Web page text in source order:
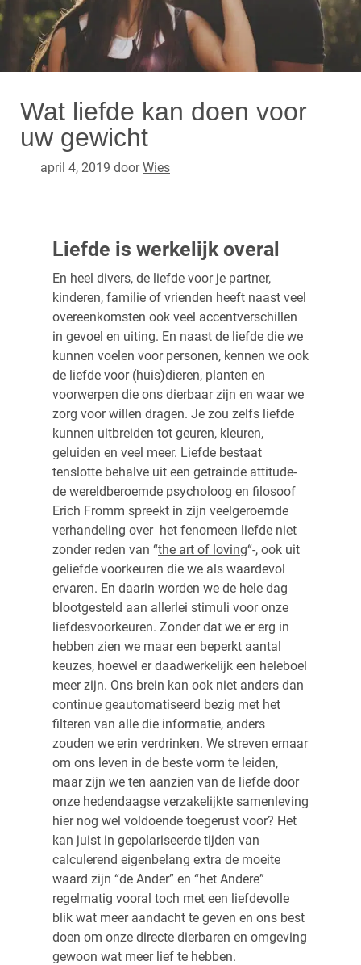
Wat liefde kan doen voor
uw gewicht
april 4, 2019 doorWies
Liefde is werkelijk overal
En heel divers, de liefde voor je partner,
kinderen, familie of vrienden heeft naast veel
overeenkomsten ook veel accentverschillen
in gevoel en uiting. En naast de liefde die we
kunnen voelen voor personen, kennen we ook
de liefde voor (huis)dieren, planten en
voorwerpen die ons dierbaar zijn en waar we
zorg voor willen dragen. Je zou zelfs liefde
kunnen uitbreiden tot geuren, kleuren,
geluiden en veel meer. Liefde bestaat
tenslotte behalve uit een getrainde attitude-
de wereldberoemde psycholoog en filosoof
Erich Fromm spreekt in zijn veelgeroemde
verhandeling over het fenomeen liefde niet
zonder reden van “the art of loving“-, ook uit
geliefde voorkeuren die we als waardevol
ervaren. En daarin worden we de hele dag
blootgesteld aan allerlei stimuli voor onze
liefdesvoorkeuren. Zonder dat we er erg in
hebben zien we maar een beperkt aantal
keuzes, hoewel er daadwerkelijk een heleboel
meer zijn. Ons brein kan ook niet anders dan
continue geautomatiseerd bezig met het
filteren van alle die informatie, anders
zouden we erin verdrinken. We streven ernaar
om ons leven in de beste vorm te leiden,
maar zijn we ten aanzien van de liefde door
onze hedendaagse verzakelijkte samenleving
hier nog wel voldoende toegerust voor? Het
kan juist in gepolariseerde tijden van
calculerend eigenbelang extra de moeite
waard zijn “de Ander” en “het Andere”
regelmatig vooral toch met een liefdevolle
blik wat meer aandacht te geven en ons best
doen om onze directe dierbaren en omgeving
gewoon wat meer lief te hebben.